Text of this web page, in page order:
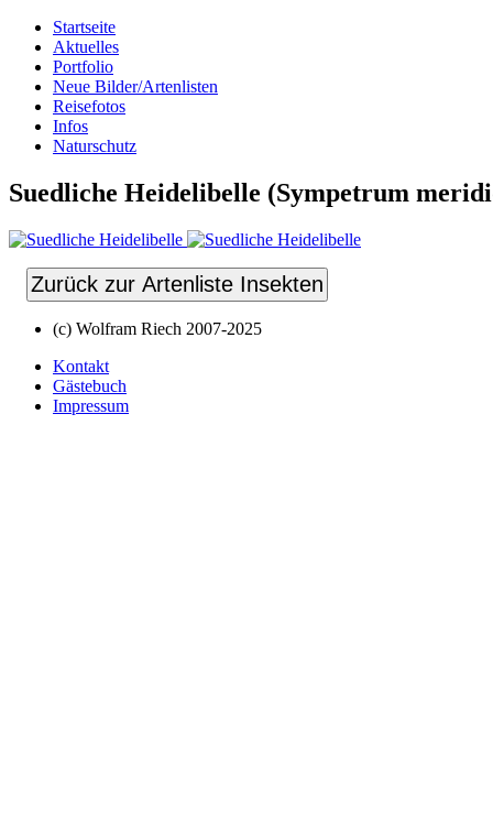
Startseite
Aktuelles
Portfolio
Neue Bilder/Artenlisten
Reisefotos
Infos
Naturschutz
Suedliche Heidelibelle (Sympetrum
Zurück zur Artenliste Insekten
(c) Wolfram Riech 2007-2025
Kontakt
Gästebuch
Impressum